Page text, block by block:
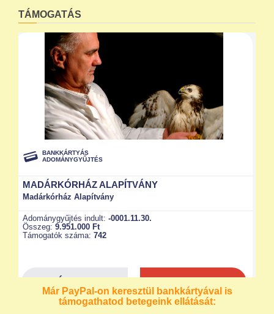
TÁMOGATÁS
Már PayPal-on keresztül bankkártyával is
támogathatod betegeink ellátását: